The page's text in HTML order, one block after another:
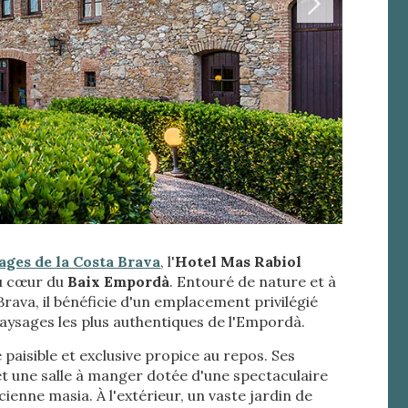
de la Costa Brava, l'Hotel Mas Rabiol
cœur du Baix Empordà. Entouré de nature et à
il bénéficie d'un emplacement privilégié
les plus authentiques de l'Empordà.
et exclusive propice au repos. Ses
une salle à manger dotée d'une spectaculaire
masia. À l'extérieur, un vaste jardin de
actif